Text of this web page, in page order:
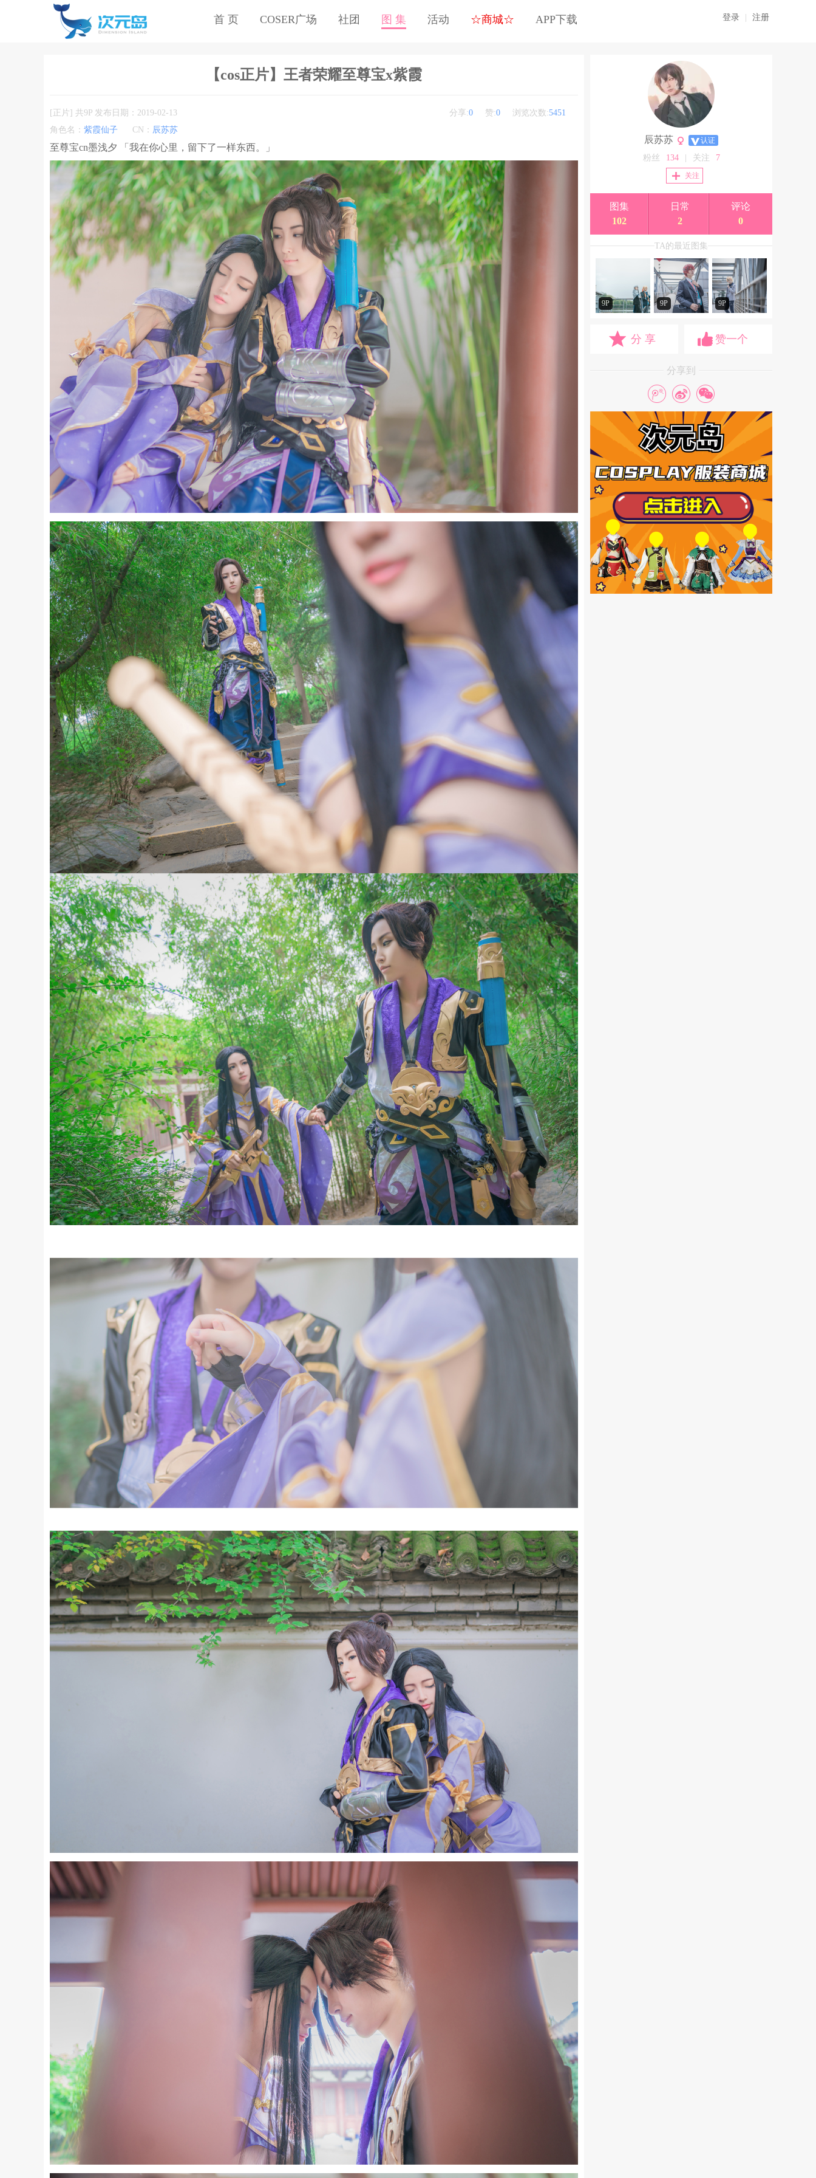
首 页 COSER广场 社团 图 集 活动 ☆商城☆ APP下载 登录 注册
【cos正片】王者荣耀至尊宝x紫霞
[正片] 共9P 发布日期：2019-02-13 浏览次数:5451
赞:0
分享:0
角色名： 紫霞仙子 CN： 辰苏苏
至尊宝cn墨浅夕 「我在你心里，留下了一样东西。」
辰苏苏 认证
粉丝 134 关注 7
关注
图集
102
日常
2
评论
0
TA的最近图集
9P 9P 9P
分 享 赞一个
分享到